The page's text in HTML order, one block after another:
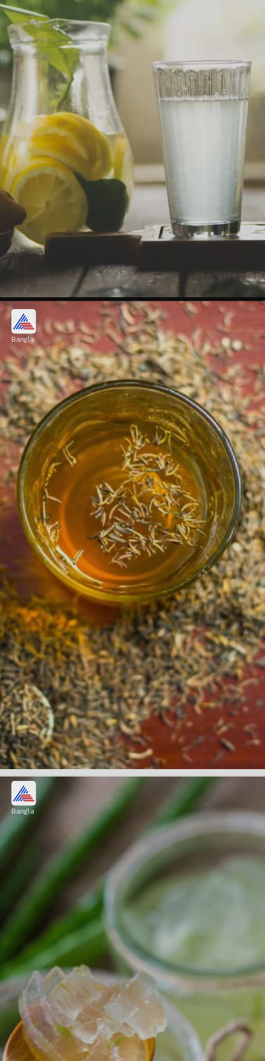
হালকা গরম লেবুর জল
হালকা গরম লেবুর জল দিয়ে দিন শুরু করলে
কোষ্ঠকাঠিন্যের সমস্যা প্রতিরোধ করা যায়। লেবুতে প্রচুর
পরিমাণে ভিটামিন সি এবং অ্যান্টিঅক্সিডেন্ট থাকে।
Image credits: Social Media
Bangla
জিরের জল
হজমের সমস্যার জন্য জিরের জল একটি দারুণ
সমাধান। খালি পেটে জিরের জল পান করলে
কোষ্ঠকাঠিন্য প্রতিরোধ করা যায়।
Bangla